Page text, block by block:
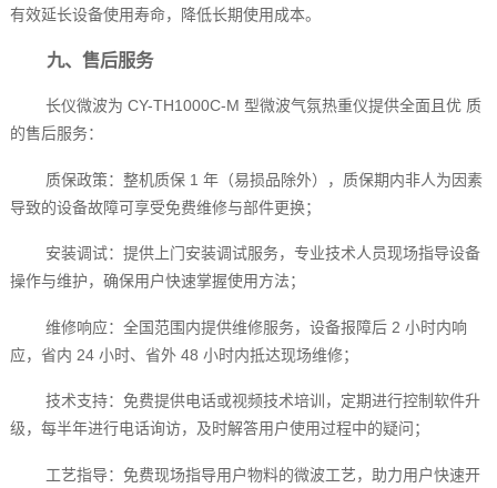
有效延长设备使用寿命，降低长期使用成本。
九、售后服务
长仪微波为 CY-TH1000C-M 型微波气氛热重仪提供全面且优 质
的售后服务：
质保政策：整机质保 1 年（易损品除外），质保期内非人为因素
导致的设备故障可享受免费维修与部件更换；
安装调试：提供上门安装调试服务，专业技术人员现场指导设备
操作与维护，确保用户快速掌握使用方法；
维修响应：全国范围内提供维修服务，设备报障后 2 小时内响
应，省内 24 小时、省外 48 小时内抵达现场维修；
技术支持：免费提供电话或视频技术培训，定期进行控制软件升
级，每半年进行电话询访，及时解答用户使用过程中的疑问；
工艺指导：免费现场指导用户物料的微波工艺，助力用户快速开